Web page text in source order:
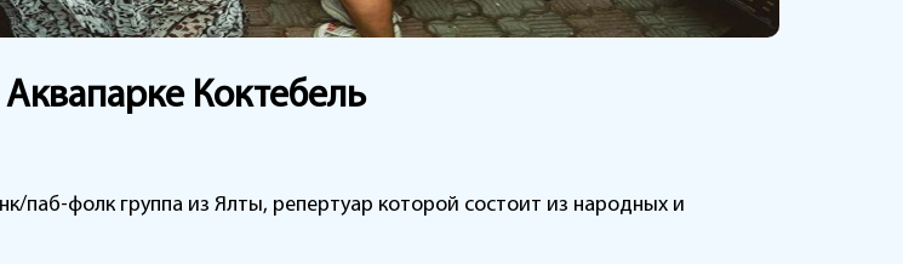
Коктебель
паб-фолк группа из Ялты, репертуар которой состоит из народных и